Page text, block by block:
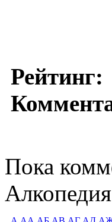
Рейтинг:
Пока
Алкопедия